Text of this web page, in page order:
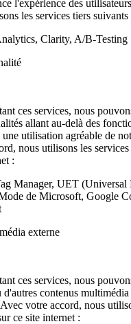
l'expérience des
les services tiers
Clarity, A/B-Testing
ces services, nous
allant au-delà des
une utilisation agréable de
nous utilisons les
:
Manager, UET (Universal
de Microsoft, Google
externe
ces services, nous
d'autres contenus multimédia
votre accord, nous
ce site internet :